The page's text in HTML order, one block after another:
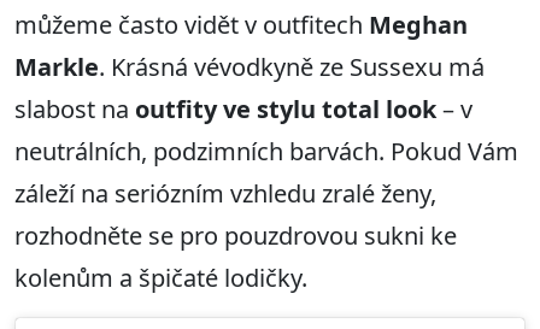
můžeme často vidět v outfitech Meghan
Markle. Krásná vévodkyně ze Sussexu má
slabost na outfity ve stylu total look– v
neutrálních, podzimních barvách. Pokud Vám
záleží na seriózním vzhledu zralé ženy,
rozhodněte se pro pouzdrovou sukni ke
kolenům a špičaté lodičky.